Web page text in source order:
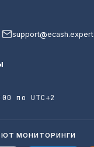
support@ecash.expert
по UTC+2
МОНИТОРИНГИ